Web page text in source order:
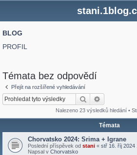
BLOG
PROFIL
Témata bez odpovědí
Přejít na rozšířené vyhledávání
Hledat
Nalezeno 23 výsledků hledání •
Témata
Chorvatsko 2024: Srima + Igrane
Poslední příspěvek od stani « stř 16. říj 2024
Napsal v Chorvatsko